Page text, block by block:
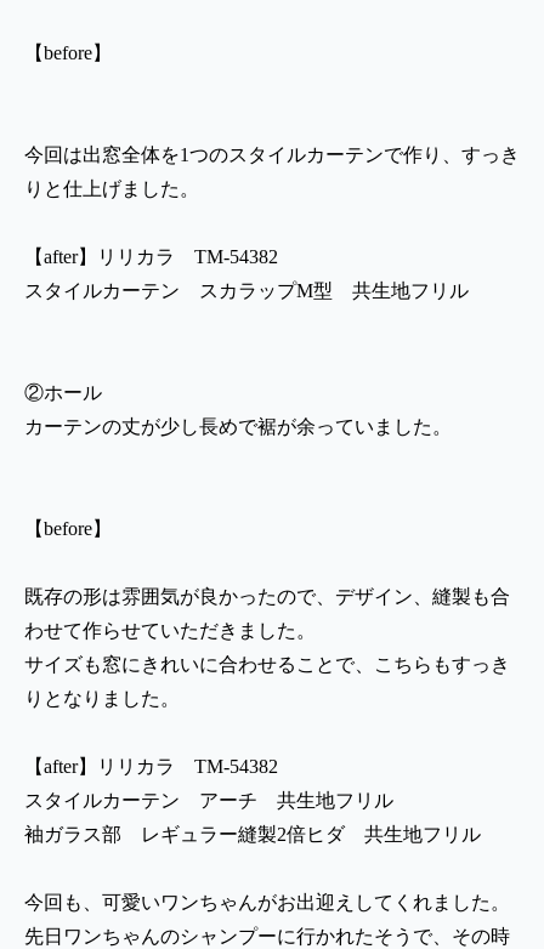
【before】
今回は出窓全体を1つのスタイルカーテンで作り、すっき
りと仕上げました。
【after】リリカラ TM-54382
スタイルカーテン スカラップM型 共生地フリル
②ホール
カーテンの丈が少し長めで裾が余っていました。
【before】
既存の形は雰囲気が良かったので、デザイン、縫製も合
わせて作らせていただきました。
サイズも窓にきれいに合わせることで、こちらもすっき
りとなりました。
【after】リリカラ TM-54382
スタイルカーテン アーチ 共生地フリル
袖ガラス部 レギュラー縫製2倍ヒダ 共生地フリル
今回も、可愛いワンちゃんがお出迎えしてくれました。
先日ワンちゃんのシャンプーに行かれたそうで、その時